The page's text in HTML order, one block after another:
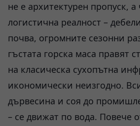
не е архитектурен пропуск, а
логистична реалност –
почва, огромните сезонни
гъстата горска маса правят
на класическа сухопътна
икономически неизгодно.
дървесина и соя до
– се движат по вода. Повече